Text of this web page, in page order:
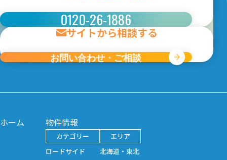
カテゴリー
ロードサイド
コンビニ跡
倉庫・工場
貸土地
駅前店舗
契約面積
坪〜
坪
駅徒歩
分以内
台以上
フリーワード
0120-26-1886
サイトから相談する
お問い合わせ・ご相談
ホーム 物件情報
カテゴリー
ロードサイド
エリア
北海道・東北